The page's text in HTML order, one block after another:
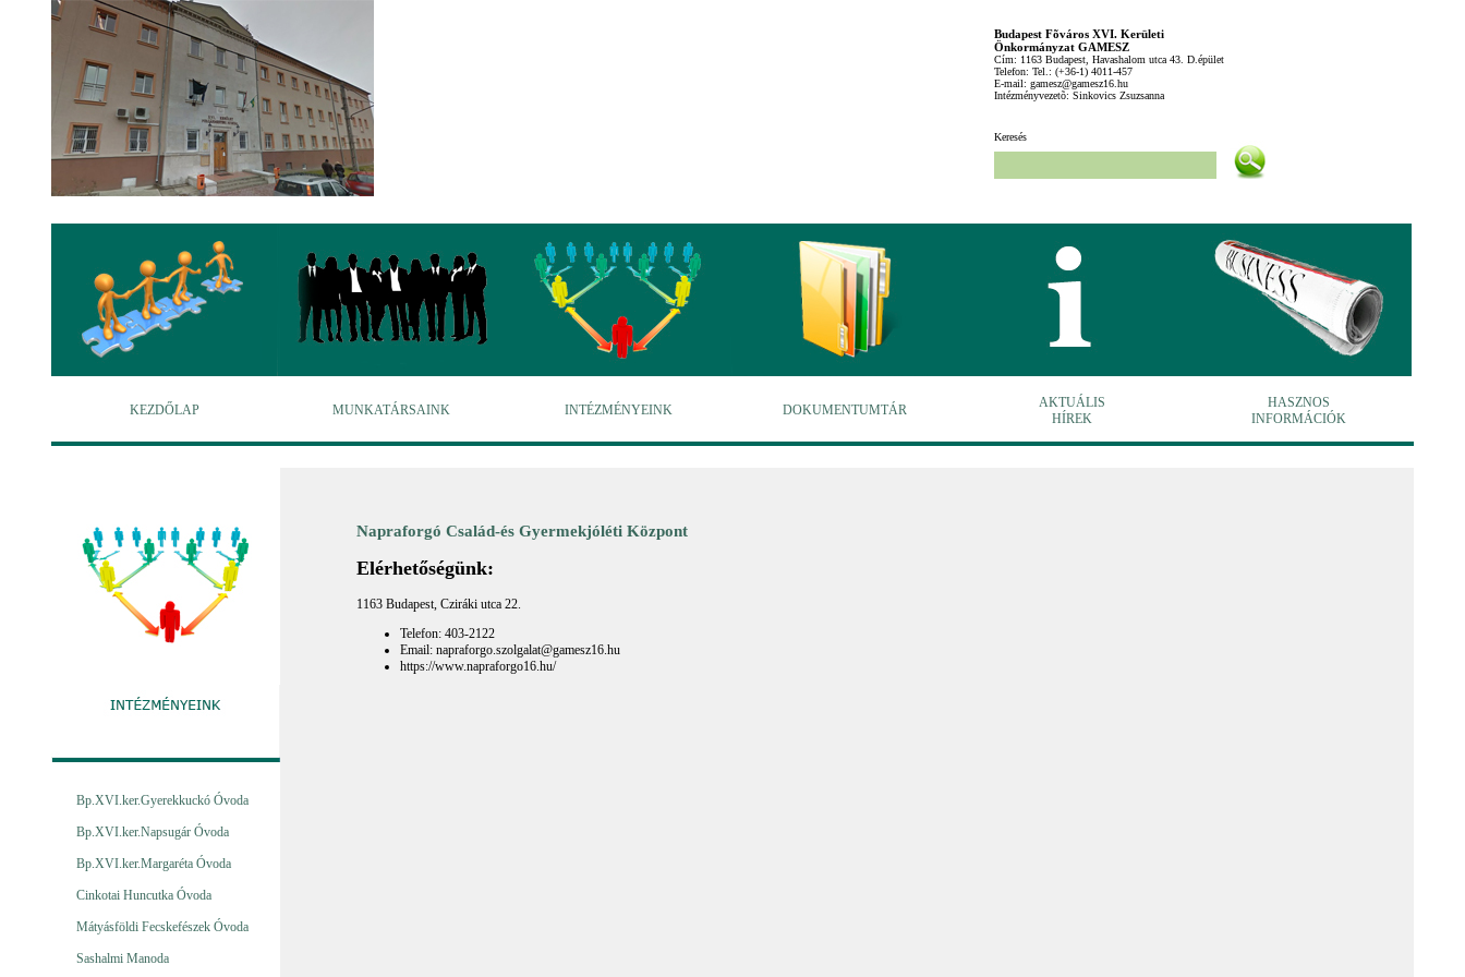
Budapest Fõváros XVI. Kerületi
Önkormányzat GAMESZ
Cím: 1163 Budapest, Havashalom utca 43. D.épület
Telefon: Tel.: (+36-1) 4011-457
E-mail: gamesz@gamesz16.hu
Intézményvezetõ: Sinkovics Zsuzsanna
Keresés
KEZDŐLAP MUNKATÁRSAINK INTÉZMÉNYEINK DOKUMENTUMTÁR
AKTUÁLIS
HÍREK
HASZNOS
INFORMÁCIÓK
Bp.XVI.ker.Gyerekkuckó Óvoda
Bp.XVI.ker.Napsugár Óvoda
Bp.XVI.ker.Margaréta Óvoda
Cinkotai Huncutka Óvoda
Mátyásföldi Fecskefészek Óvoda
Sashalmi Manoda
Napraforgó Család-és Gyermekjóléti Központ
Elérhetőségünk:
1163 Budapest, Cziráki utca 22.
Telefon: 403-2122
Email: napraforgo.szolgalat@gamesz16.hu
https://www.napraforgo16.hu/